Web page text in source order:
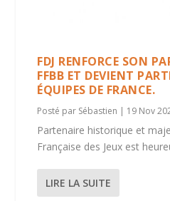
FDJ RENFORCE SON
FFBB ET DEVIENT
ÉQUIPES DE FRANCE.
Posté par Sébastien | 19 Nov
Partenaire historique et
Française des Jeux est
LIRE LA SUITE